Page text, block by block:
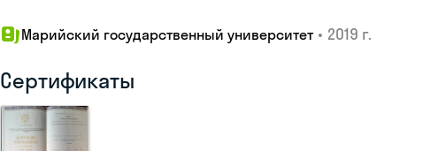
Марийский государственный университет • 2019 г.
Сертификаты